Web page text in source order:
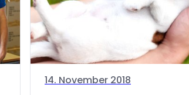
14. November 2018